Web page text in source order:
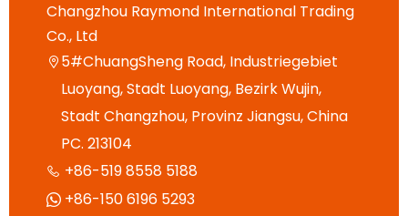
Changzhou Raymond International Trading
Co., Ltd
 5#ChuangSheng Road, Industriegebiet
Luoyang, Stadt Luoyang, Bezirk Wujin,
Stadt Changzhou, Provinz Jiangsu, China
PC. 213104
 +86-519 8558 5188
 +86-150 6196 5293